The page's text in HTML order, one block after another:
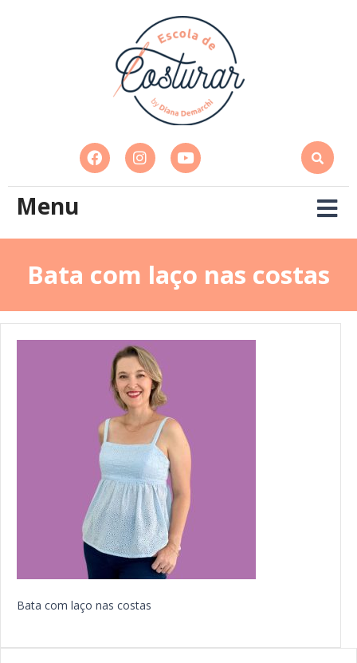
Menu
Bata com laço nas costas
Bata com laço nas costas